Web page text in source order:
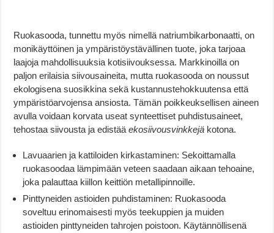
Ruokasooda, tunnettu myös nimellä natriumbikarbonaatti, on
monikäyttöinen ja ympäristöystävällinen tuote, joka tarjoaa
laajoja mahdollisuuksia kotisiivouksessa. Markkinoilla on
paljon erilaisia siivousaineita, mutta ruokasooda on noussut
ekologisena suosikkina sekä kustannustehokkuutensa että
ympäristöarvojensa ansiosta. Tämän poikkeuksellisen aineen
avulla voidaan korvata useat synteettiset puhdistusaineet,
tehostaa siivousta ja edistääekosiivousvinkkejä kotona.
Lavuaarien ja kattiloiden kirkastaminen: Sekoittamalla
ruokasoodaa lämpimään veteen saadaan aikaan tehoaine,
joka palauttaa kiillon keittiön metallipinnoille.
Pinttyneiden astioiden puhdistaminen: Ruokasooda
soveltuu erinomaisesti myös teekuppien ja muiden
astioiden pinttyneiden tahrojen poistoon. Käytännöllisenä